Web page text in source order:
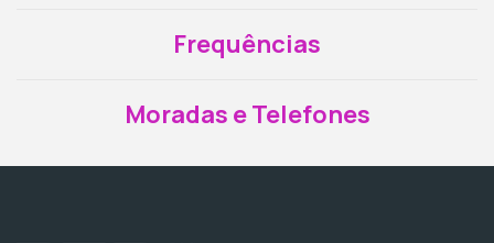
Frequências
Moradas e Telefones